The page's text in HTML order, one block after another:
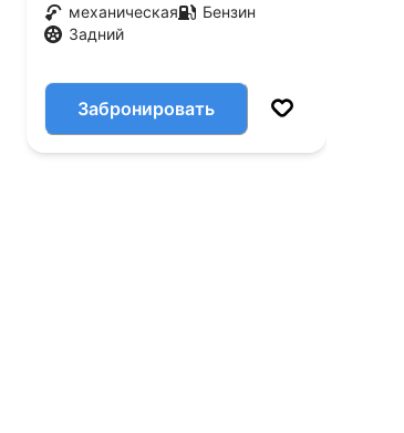
механическая
Бензин
Задний
Забронировать